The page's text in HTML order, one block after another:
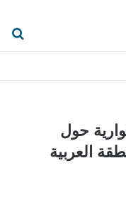
الأسبق د.عمر الرزاز
حول
العربية